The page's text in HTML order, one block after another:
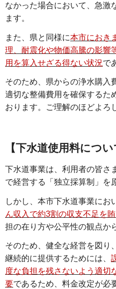
なかった場合において、急激
ます。
また、県と同様に本市におき
理、耐震化や物価高騰の影響
用を算入せざる得ない状況で
そのため、県からの浄水購入
適切な整備費用を確保するた
おります。ご理解のほどよろ
【下水道使用料につい
下水道事業は、利用者の皆さ
で経営する「独立採算制」を
しかし、本市下水道事業にお
ん収入で約3割の収支不足を
担の在り方や公平性の観点か
そのため、健全な経営を図り
継続的に提供するためには、
度な負担を残さないよう適切
要であるため、料金改定が必